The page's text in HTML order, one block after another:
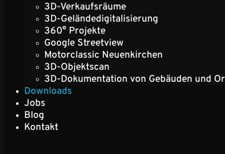
3D-Verkaufsräume
3D-Geländedigitalisierung
360° Projekte
Google Streetview
Motorclassic Neuenkirchen
3D-Objektscan
3D-Dokumentation von Gebäuden und
Downloads
Jobs
Blog
Kontakt